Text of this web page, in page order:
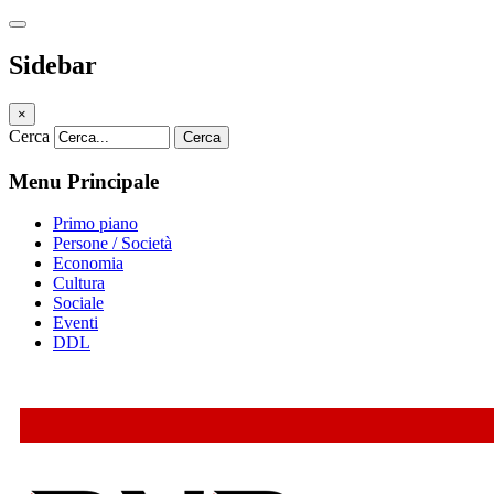
Sidebar
×
Cerca Cerca
Menu Principale
Primo piano
Persone / Società
Economia
Cultura
Sociale
Eventi
DDL